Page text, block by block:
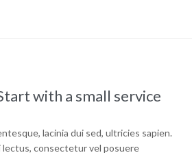
with a small service
lacinia dui sed, ultricies sapien.
lectus, consectetur vel posuere